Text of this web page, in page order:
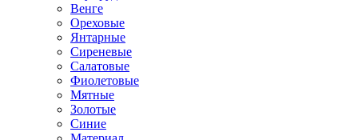
Венге
Ореховые
Янтарные
Сиреневые
Салатовые
Фиолетовые
Мятные
Золотые
Синие